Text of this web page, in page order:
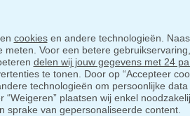
cookiesen andere technologieën.
meten. Voor een betere
delen wij jouw gegevens met 24
te tonen. Door op “Accepteer
technologieën om persoonlijke
“Weigeren” plaatsen wij enkel
sprake van gepersonaliseerde content.